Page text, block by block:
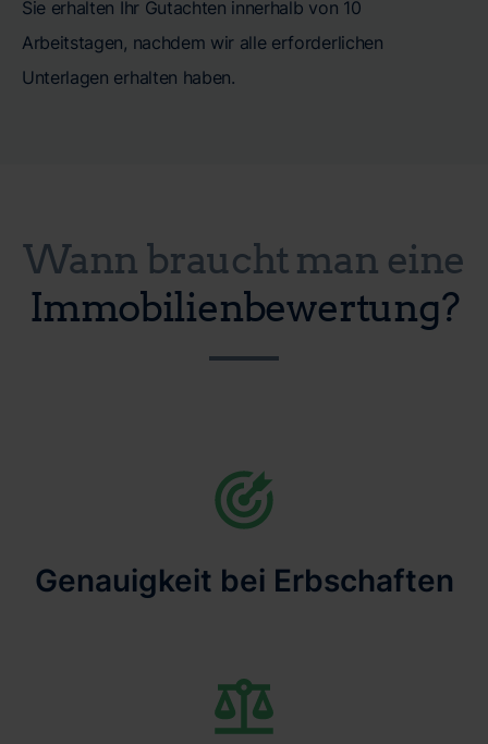
Sie erhalten Ihr Gutachten innerhalb von 10
Arbeitstagen, nachdem wir alle erforderlichen
Unterlagen erhalten haben.
Wann braucht man eine
Immobilienbewertung?
Genauigkeit bei Erbschaften